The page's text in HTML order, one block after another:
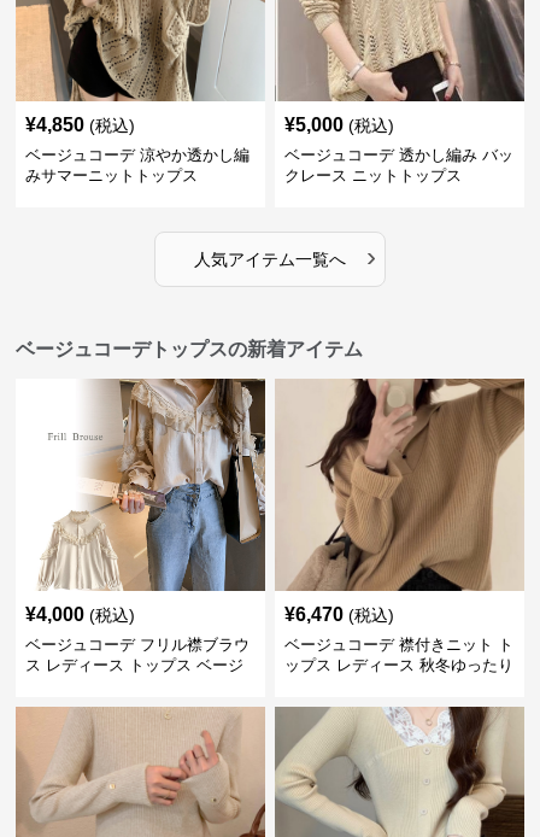
¥4,850 (税込)
ベージュコーデ 涼やか透かし編
みサマーニットトップス
¥5,000 (税込)
ベージュコーデ 透かし編み バッ
クレース ニットトップス
人気アイテム一覧へ ›
ベージュコーデトップスの新着アイテム
¥4,000 (税込)
ベージュコーデ フリル襟ブラウ
ス レディース トップス ベージ
¥6,470 (税込)
ベージュコーデ 襟付きニット ト
ップス レディース 秋冬ゆったり